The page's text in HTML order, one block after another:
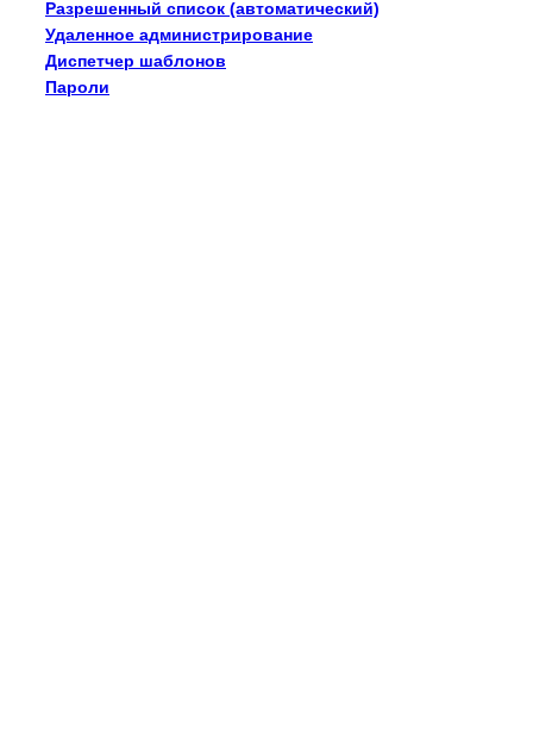
Разрешенный список (автоматический)
Удаленное администрирование
Диспетчер шаблонов
Пароли